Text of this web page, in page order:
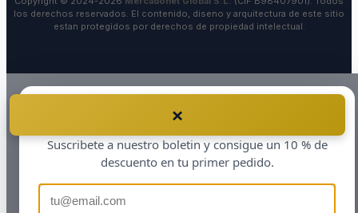
los derechos reservados. El contenido, diseno y arquitectura de este sitio
estan protegidos por derechos de propiedad intelectual.
×
Antes de irte…
Suscribete a nuestro boletin y consigue un 10 % de
descuento en tu primer pedido.